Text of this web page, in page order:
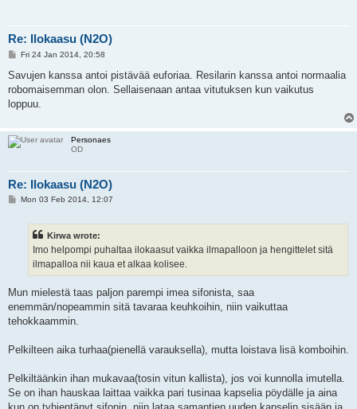
Re: Ilokaasu (N2O)
P
s
Fri 24 Jan 2014, 20:58
Savujen kanssa antoi pistävää euforiaa. Resilarin kanssa antoi normaalia
robomaisemman olon. Sellaisenaan antaa vitutuksen kun vaikutus
loppuu.
Personaes
OD
Re: Ilokaasu (N2O)
PMon 03 Feb 2014, 12:07
Kirwa wrote:
Imo helpompi puhaltaa ilokaasut vaikka ilmapalloon ja hengittelet sitä
ilmapalloa nii kaua et alkaa kolisee.
Mun mielestä taas paljon parempi imea sifonista, saa
enemmän/nopeammin sitä tavaraa keuhkoihin, niin vaikuttaa
tehokkaammin.
Pelkilteen aika turhaa(pienellä varauksella), mutta loistava lisä komboihin.
Pelkiltäänkin ihan mukavaa(tosin vitun kallista), jos voi kunnolla imutella.
Se on ihan hauskaa laittaa vaikka pari tusinaa kapselia pöydälle ja aina